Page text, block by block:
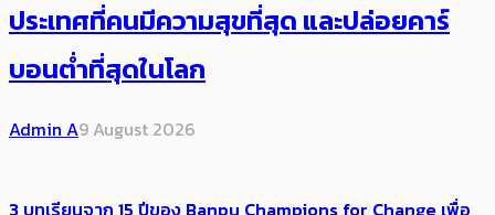
ประเทศ​ที่คน​มีความสุข​ที่สุด​​ และปล่อยคาร์​
บอนต่ำที่สุดในโลก
Admin A9 August 2026